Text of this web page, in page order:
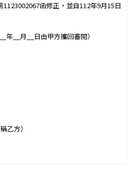
函修正，並自112年9月15日
年__月__日由甲方攜回審閱）
）